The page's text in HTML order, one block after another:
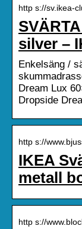
http s://sv.ikea-
silver –
Enkelsäng /
Dream Lux
Dropside
http s://
IKEA
metall
http s://